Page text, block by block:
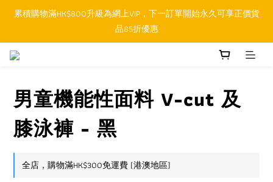
順豐香港SFHK APP取件通知功能將取代SMS短訊
累積購物滿HK$800升級為網上VIP，下一訂單開始永久可享正價貨
品85折優惠
順豐香港SFHK APP取件通知功能將取代SMS短訊
男童機能性面料 V-cut 及
膝泳褲 - 黑
全店，購物滿HK$300免運費 (港澳地區)